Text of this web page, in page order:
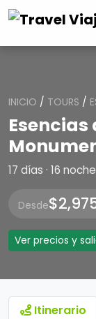
INICIO / TOURS /
Esencias
17 días · 16
Desde
Ver precios y
Itinerario